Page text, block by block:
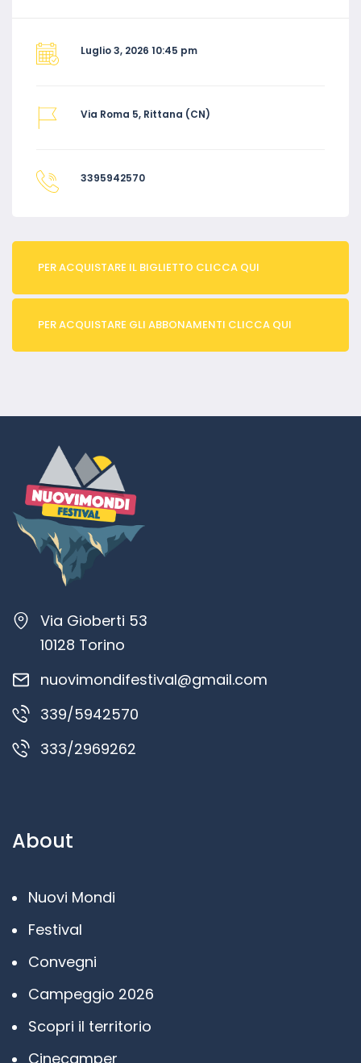
Luglio 3, 2026 10:45 pm
Via Roma 5, Rittana (CN)
3395942570
PER ACQUISTARE IL BIGLIETTO CLICCA QUI
PER ACQUISTARE GLI ABBONAMENTI CLICCA QUI
Via Gioberti 53
10128 Torino
nuovimondifestival@gmail.com
339/5942570
333/2969262
About
Nuovi Mondi
Festival
Convegni
Campeggio 2026
Scopri il territorio
Cinecamper